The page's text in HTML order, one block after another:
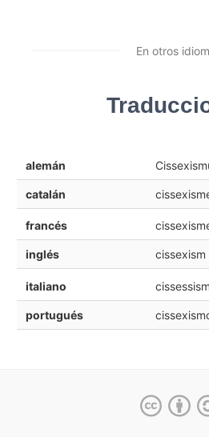
En otros
alemán
catalán
francés
inglés cissexism
italiano
portugués